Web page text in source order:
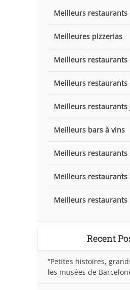
Meilleurs restaurants
Meilleures pizzerias
Meilleurs restaurants
Meilleurs restaurants
Meilleurs restaurants
Meilleurs bars à vins
Meilleurs restaurants
Meilleurs restaurants
Meilleurs restaurants
Recent
“Petites histoires,
les musées de